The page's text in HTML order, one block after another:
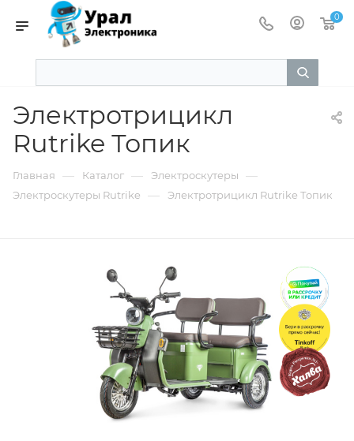
0
Электротрицикл
Rutrike Топик
Главная — Каталог — Электроскутеры —
Электроскутеры Rutrike — Электротрицикл Rutrike Топик